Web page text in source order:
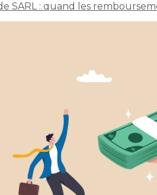
SARL : quand les